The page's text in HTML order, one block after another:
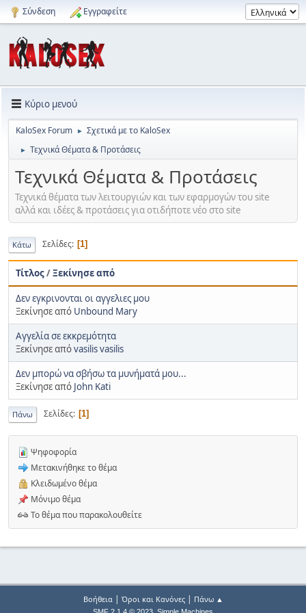
Σύνδεση Εγγραφείτε
Κύριο μενού
KaloSex Forum ► Σχετικά με το KaloSex
► Τεχνικά Θέματα & Προτάσεις
Τεχνικά Θέματα & Προτάσεις
Τεχνικά θέματα των λειτουργιών και των εφαρμογών του site
αλλά και ιδέες & προτάσεις για οτιδήποτε νέο στο site
Κάτω Σελίδες 1
Τίτλος/Ξεκίνησε από
Δεν εγκρινονται οι αγγελιες μου
Ξεκίνησε από Unbound Mary
Αγγελία σε εκκρεμότητα
Ξεκίνησε απόvasilis vasilis
Δεν μπορώ να σβήσω τα μυνήματά μου...
Ξεκίνησε από John Kati
Πάνω Σελίδες 1
Ψηφοφορία
Μετακινήθηκε το θέμα
Κλειδωμένο θέμα
Μόνιμο θέμα
Το θέμα που παρακολουθείτε
Βοήθεια| Όροι και Κανόνες| Πάνω ▲